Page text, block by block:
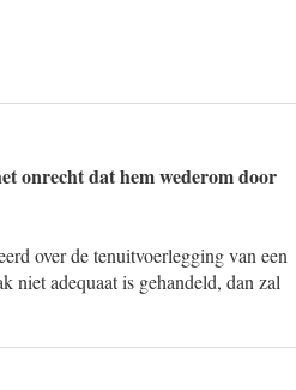
onrecht dat hem wederom door
over de tenuitvoerlegging van een
niet adequaat is gehandeld, dan zal